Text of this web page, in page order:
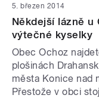
5. březen 2014
Někdejší lázně u
výtečné kyselky
Obec Ochoz
plošinách
města Konice nad
Přestože v obci